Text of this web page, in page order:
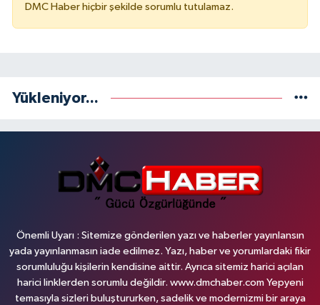
DMC Haber hiçbir şekilde sorumlu tutulamaz.
Yükleniyor...
Önemli Uyarı : Sitemize gönderilen yazı ve haberler yayınlansın
yada yayınlanmasın iade edilmez. Yazı, haber ve yorumlardaki fikir
sorumluluğu kişilerin kendisine aittir. Ayrıca sitemiz harici açılan
harici linklerden sorumlu değildir. www.dmchaber.com Yepyeni
temasıyla sizleri buluştururken, sadelik ve modernizmi bir araya